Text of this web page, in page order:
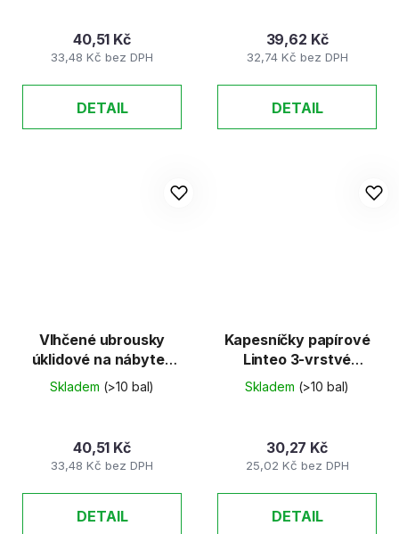
33,48 Kč bez DPH
40,51 Kč
DETAIL
32,74 Kč bez DPH
39,62 Kč
DETAIL
Vlhčené ubrousky
úklidové na nábytek
40ks/bal
Skladem (>10 bal)
33,48 Kč bez DPH
40,51 Kč
DETAIL
Kapesníčky papírové
Linteo 3-vrstvé
Rosehip&silk 10x10 ks
Skladem (>10 bal)
25,02 Kč bez DPH
30,27 Kč
DETAIL